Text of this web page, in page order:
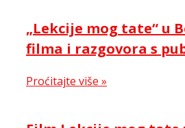
„Lekcije mog tate“ u
filma i razgovora s
Proćitajte više »